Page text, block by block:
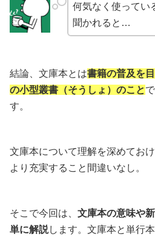
何気なく使ってい
聞かれると…
結論、文庫本とは書籍の普及を
の小型叢書（そうしょ）のこと
す。
文庫本について理解を深めてお
より充実すること間違いなし。
そこで今回は、 文庫本の意味や
単に解説します。文庫本と単行